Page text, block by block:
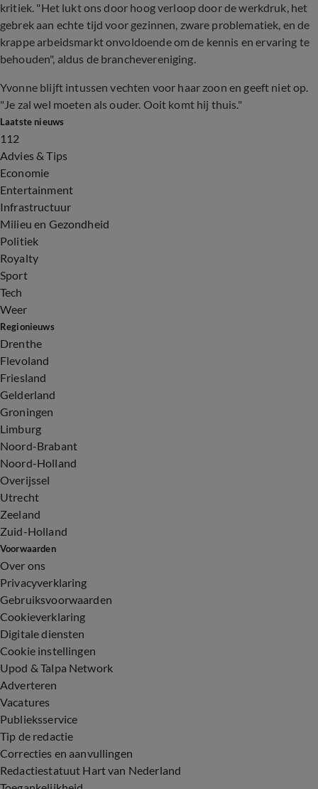
kritiek. "Het lukt ons door hoog verloop door de werkdruk, het
gebrek aan echte tijd voor gezinnen, zware problematiek, en de
krappe arbeidsmarkt onvoldoende om de kennis en ervaring te
behouden", aldus de branchevereniging.
Yvonne blijft intussen vechten voor haar zoon en geeft niet op.
"Je zal wel moeten als ouder. Ooit komt hij thuis."
Laatste nieuws
112
Advies & Tips
Economie
Entertainment
Infrastructuur
Milieu en Gezondheid
Politiek
Royalty
Sport
Tech
Weer
Regionieuws
Drenthe
Flevoland
Friesland
Gelderland
Groningen
Limburg
Noord-Brabant
Noord-Holland
Overijssel
Utrecht
Zeeland
Zuid-Holland
Voorwaarden
Over ons
Privacyverklaring
Gebruiksvoorwaarden
Cookieverklaring
Digitale diensten
Cookie instellingen
Upod & Talpa Network
Adverteren
Vacatures
Publieksservice
Tip de redactie
Correcties en aanvullingen
Redactiestatuut Hart van Nederland